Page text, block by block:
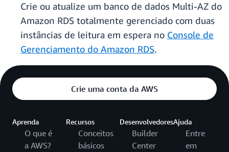
Crie ou atualize um banco de dados Multi-AZ do
Amazon RDS totalmente gerenciado com duas
instâncias de leitura em espera no Console de
Gerenciamento do Amazon RDS.
Crie uma conta da AWS
Aprenda
O que é
a AWS?
Recursos
Conceitos
básicos
Desenvolvedores
Builder
Center
Ajuda
Entre
em